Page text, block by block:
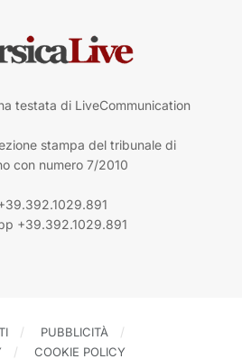
testata di LiveCommunication
stampa del tribunale di
con numero 7/2010
+39.392.1029.891
PUBBLICITÀ
COOKIE POLICY